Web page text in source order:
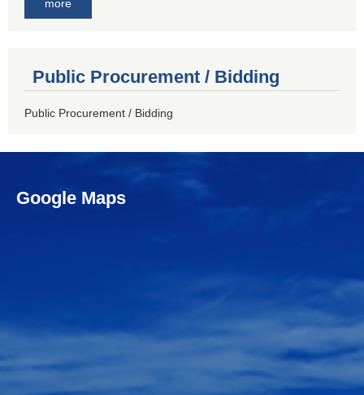
more
Public Procurement / Bidding
Public Procurement / Bidding
Google Maps